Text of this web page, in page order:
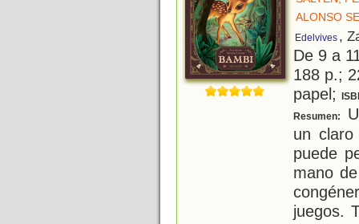
ALONSO
Edelvives ,
De 9 a
188 p.;
papel;
Resumen:
un claro
puede
mano
juegos.